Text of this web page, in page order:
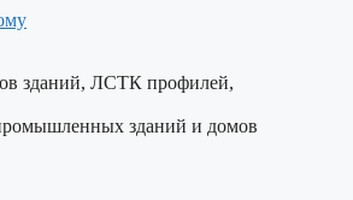
зданий, ЛСТК профилей,
зданий и домов